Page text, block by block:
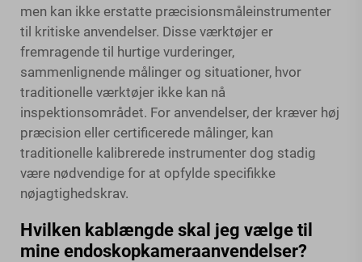
men kan ikke erstatte præcisionsmåleinstrumenter
til kritiske anvendelser. Disse værktøjer er
fremragende til hurtige vurderinger,
sammenlignende målinger og situationer, hvor
traditionelle værktøjer ikke kan nå
inspektionsområdet. For anvendelser, der kræver høj
præcision eller certificerede målinger, kan
traditionelle kalibrerede instrumenter dog stadig
være nødvendige for at opfylde specifikke
nøjagtighedskrav.
Hvilken kablængde skal jeg vælge til
mine endoskopkameraanvendelser?